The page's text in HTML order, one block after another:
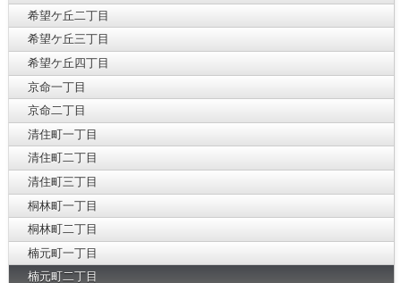
希望ケ丘二丁目
希望ケ丘三丁目
希望ケ丘四丁目
京命一丁目
京命二丁目
清住町一丁目
清住町二丁目
清住町三丁目
桐林町一丁目
桐林町二丁目
楠元町一丁目
楠元町二丁目